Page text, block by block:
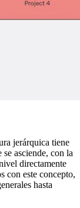
jerárquica tiene
se asciende, con la
directamente
con este concepto,
hasta